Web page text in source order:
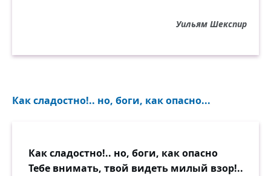
Уильям Шекспир
Как сладостно!.. но, боги, как опасно...
Как сладостно!.. но, боги, как опасно
Тебе внимать, твой видеть милый взор!..